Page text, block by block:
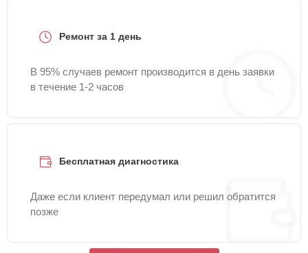
Ремонт за 1 день
В 95% случаев ремонт производится в день заявки
в течение 1-2 часов
Бесплатная диагностика
Даже если клиент передумал или решил обратится
позже